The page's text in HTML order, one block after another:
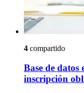
4 compartido
Base de
inscripción